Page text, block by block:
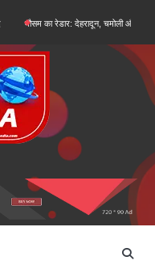
का रेडार: देहरादून, चमोली और बागेश्वर में